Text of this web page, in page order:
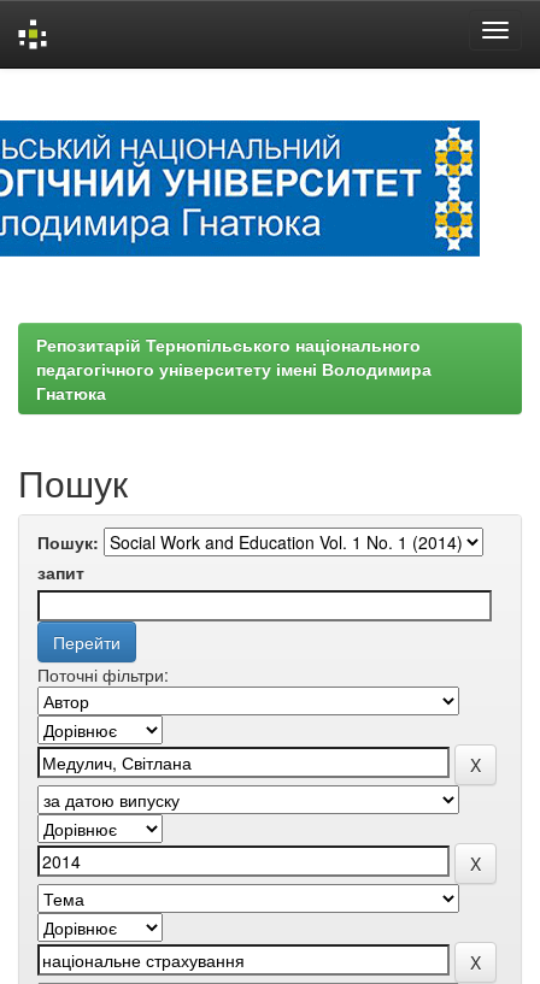
Репозитарій Тернопільського національного
педагогічного університету імені Володимира
Гнатюка
Пошук
Пошук:
запит
Поточні фільтри: